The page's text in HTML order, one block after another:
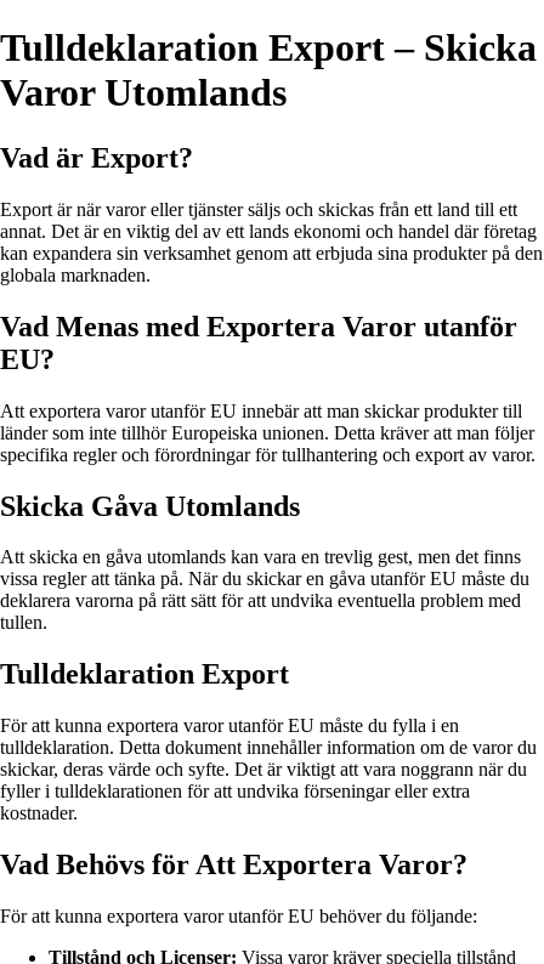
Tulldeklaration Export – Skicka
Varor Utomlands
Vad är Export?
Export är när varor eller tjänster säljs och skickas från ett land till ett
annat. Det är en viktig del av ett lands ekonomi och handel där företag
kan expandera sin verksamhet genom att erbjuda sina produkter på den
globala marknaden.
Vad Menas med Exportera Varor utanför
EU?
Att exportera varor utanför EU innebär att man skickar produkter till
länder som inte tillhör Europeiska unionen. Detta kräver att man följer
specifika regler och förordningar för tullhantering och export av varor.
Skicka Gåva Utomlands
Att skicka en gåva utomlands kan vara en trevlig gest, men det finns
vissa regler att tänka på. När du skickar en gåva utanför EU måste du
deklarera varorna på rätt sätt för att undvika eventuella problem med
tullen.
Tulldeklaration Export
För att kunna exportera varor utanför EU måste du fylla i en
tulldeklaration. Detta dokument innehåller information om de varor du
skickar, deras värde och syfte. Det är viktigt att vara noggrann när du
fyller i tulldeklarationen för att undvika förseningar eller extra
kostnader.
Vad Behövs för Att Exportera Varor?
För att kunna exportera varor utanför EU behöver du följande:
Tillstånd och Licenser: Vissa varor kräver speciella tillstånd